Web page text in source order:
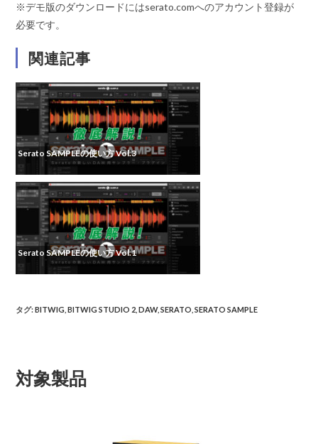
※デモ版のダウンロードにはserato.comへのアカウント登録が
必要です。
関連記事
Serato SAMPLEの使い方 Vol.3
Serato SAMPLEの使い方 Vol.1
タグ:BITWIG BITWIG STUDIO 2 DAW, SERATO SERATO SAMPLE
対象製品